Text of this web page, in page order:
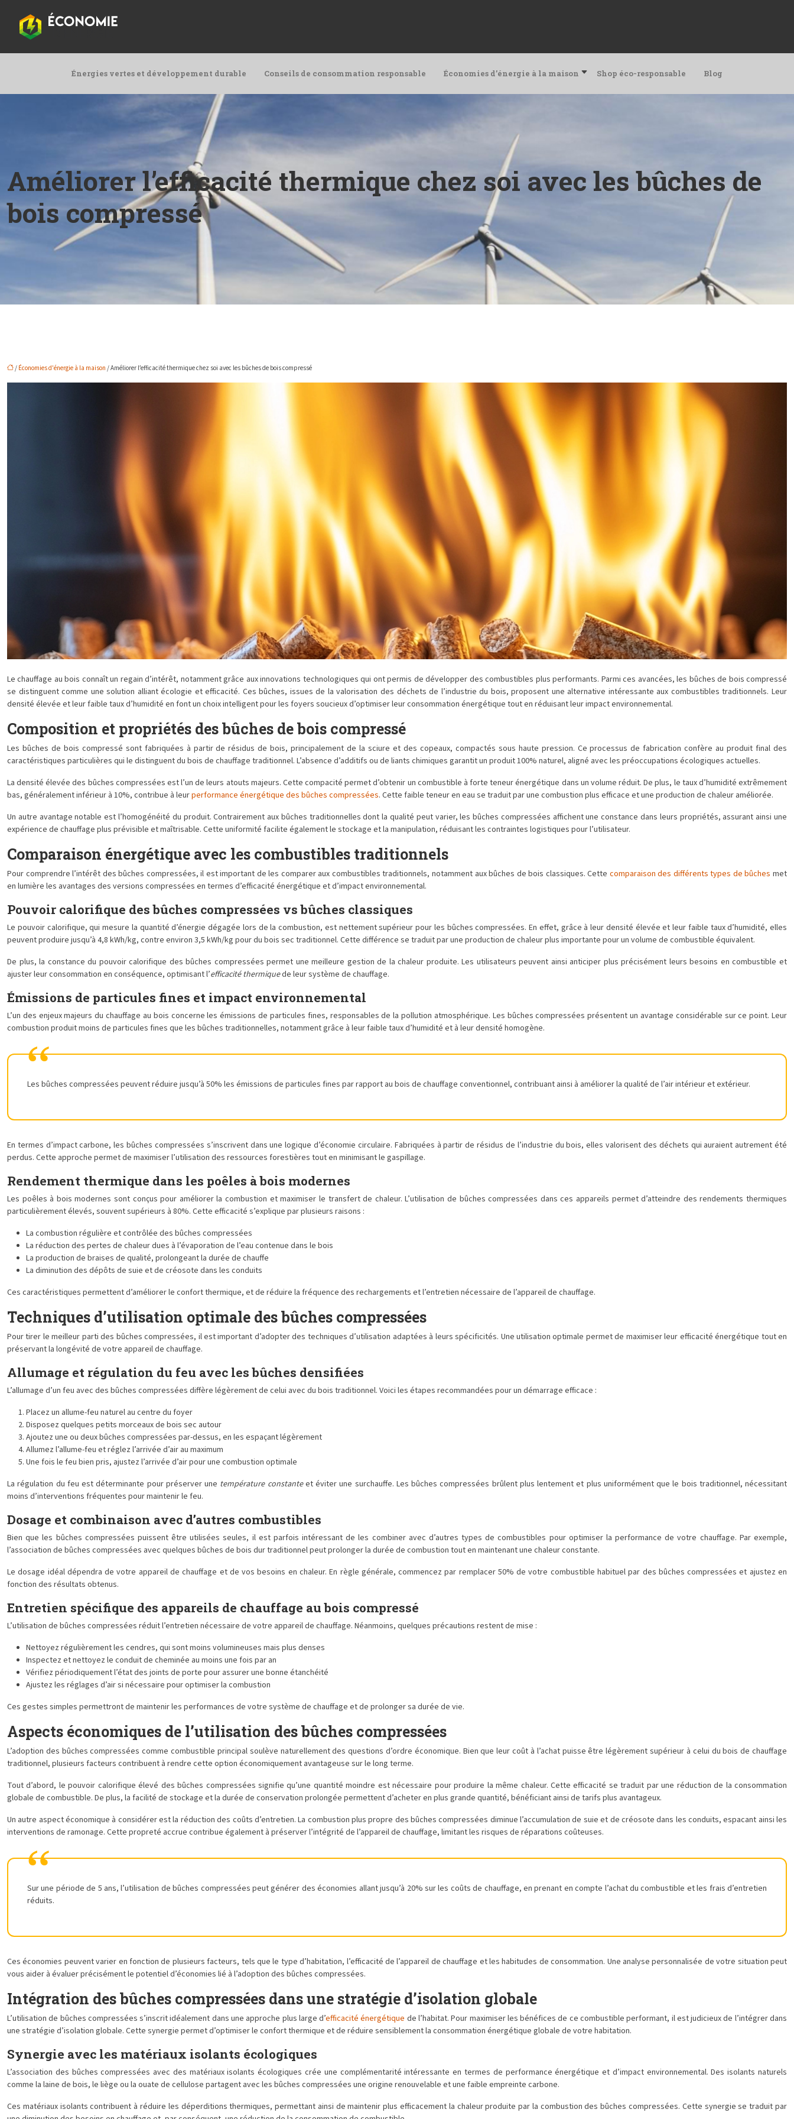
Énergies vertes et développement durable Conseils de consommation responsable Économies d’énergie à la maison Shop éco-responsable Blog
Améliorer l’efficacité thermique chez soi avec les bûches de
bois compressé
/ Économies d'énergie à la maison / Améliorer l’efficacité thermique chez soi avec les bûches de bois compressé
Le chauffage au bois connaît un regain d’intérêt, notamment grâce aux innovations technologiques qui ont permis de développer des combustibles plus performants. Parmi ces avancées, les bûches de bois compressé
se distinguent comme une solution alliant écologie et efficacité. Ces bûches, issues de la valorisation des déchets de l’industrie du bois, proposent une alternative intéressante aux combustibles traditionnels. Leur
densité élevée et leur faible taux d’humidité en font un choix intelligent pour les foyers soucieux d’optimiser leur consommation énergétique tout en réduisant leur impact environnemental.
Composition et propriétés des bûches de bois compressé
Les bûches de bois compressé sont fabriquées à partir de résidus de bois, principalement de la sciure et des copeaux, compactés sous haute pression. Ce processus de fabrication confère au produit final des
caractéristiques particulières qui le distinguent du bois de chauffage traditionnel. L’absence d’additifs ou de liants chimiques garantit un produit 100% naturel, aligné avec les préoccupations écologiques actuelles.
La densité élevée des bûches compressées est l’un de leurs atouts majeurs. Cette compacité permet d’obtenir un combustible à forte teneur énergétique dans un volume réduit. De plus, le taux d’humidité extrêmement
bas, généralement inférieur à 10%, contribue à leurperformance énergétique des bûches compressées. Cette faible teneur en eau se traduit par une combustion plus efficace et une production de chaleur améliorée.
Un autre avantage notable est l’homogénéité du produit. Contrairement aux bûches traditionnelles dont la qualité peut varier, les bûches compressées affichent une constance dans leurs propriétés, assurant ainsi une
expérience de chauffage plus prévisible et maîtrisable. Cette uniformité facilite également le stockage et la manipulation, réduisant les contraintes logistiques pour l’utilisateur.
Comparaison énergétique avec les combustibles traditionnels
Pour comprendre l’intérêt des bûches compressées, il est important de les comparer aux combustibles traditionnels, notamment aux bûches de bois classiques. Cette comparaison des différents types de bûchesmet
en lumière les avantages des versions compressées en termes d’efficacité énergétique et d’impact environnemental.
Pouvoir calorifique des bûches compressées vs bûches classiques
Le pouvoir calorifique, qui mesure la quantité d’énergie dégagée lors de la combustion, est nettement supérieur pour les bûches compressées. En effet, grâce à leur densité élevée et leur faible taux d’humidité, elles
peuvent produire jusqu’à 4,8 kWh/kg, contre environ 3,5 kWh/kg pour du bois sec traditionnel. Cette différence se traduit par une production de chaleur plus importante pour un volume de combustible équivalent.
De plus, la constance du pouvoir calorifique des bûches compressées permet une meilleure gestion de la chaleur produite. Les utilisateurs peuvent ainsi anticiper plus précisément leurs besoins en combustible et
ajuster leur consommation en conséquence, optimisant l’efficacité thermiquede leur système de chauffage.
Émissions de particules fines et impact environnemental
L’un des enjeux majeurs du chauffage au bois concerne les émissions de particules fines, responsables de la pollution atmosphérique. Les bûches compressées présentent un avantage considérable sur ce point. Leur
combustion produit moins de particules fines que les bûches traditionnelles, notamment grâce à leur faible taux d’humidité et à leur densité homogène.
Les bûches compressées peuvent réduire jusqu’à 50% les émissions de particules fines par rapport au bois de chauffage conventionnel, contribuant ainsi à améliorer la qualité de l’air intérieur et extérieur.
En termes d’impact carbone, les bûches compressées s’inscrivent dans une logique d’économie circulaire. Fabriquées à partir de résidus de l’industrie du bois, elles valorisent des déchets qui auraient autrement été
perdus. Cette approche permet de maximiser l’utilisation des ressources forestières tout en minimisant le gaspillage.
Rendement thermique dans les poêles à bois modernes
Les poêles à bois modernes sont conçus pour améliorer la combustion et maximiser le transfert de chaleur. L’utilisation de bûches compressées dans ces appareils permet d’atteindre des rendements thermiques
particulièrement élevés, souvent supérieurs à 80%. Cette efficacité s’explique par plusieurs raisons :
La combustion régulière et contrôlée des bûches compressées
La réduction des pertes de chaleur dues à l’évaporation de l’eau contenue dans le bois
La production de braises de qualité, prolongeant la durée de chauffe
La diminution des dépôts de suie et de créosote dans les conduits
Ces caractéristiques permettent d’améliorer le confort thermique, et de réduire la fréquence des rechargements et l’entretien nécessaire de l’appareil de chauffage.
Techniques d’utilisation optimale des bûches compressées
Pour tirer le meilleur parti des bûches compressées, il est important d’adopter des techniques d’utilisation adaptées à leurs spécificités. Une utilisation optimale permet de maximiser leur efficacité énergétique tout en
préservant la longévité de votre appareil de chauffage.
Allumage et régulation du feu avec les bûches densifiées
L’allumage d’un feu avec des bûches compressées diffère légèrement de celui avec du bois traditionnel. Voici les étapes recommandées pour un démarrage efficace :
Placez un allume-feu naturel au centre du foyer
Disposez quelques petits morceaux de bois sec autour
Ajoutez une ou deux bûches compressées par-dessus, en les espaçant légèrement
Allumez l’allume-feu et réglez l’arrivée d’air au maximum
Une fois le feu bien pris, ajustez l’arrivée d’air pour une combustion optimale
La régulation du feu est déterminante pour préserver une température constanteet éviter une surchauffe. Les bûches compressées brûlent plus lentement et plus uniformément que le bois traditionnel, nécessitant
moins d’interventions fréquentes pour maintenir le feu.
Dosage et combinaison avec d’autres combustibles
Bien que les bûches compressées puissent être utilisées seules, il est parfois intéressant de les combiner avec d’autres types de combustibles pour optimiser la performance de votre chauffage. Par exemple,
l’association de bûches compressées avec quelques bûches de bois dur traditionnel peut prolonger la durée de combustion tout en maintenant une chaleur constante.
Le dosage idéal dépendra de votre appareil de chauffage et de vos besoins en chaleur. En règle générale, commencez par remplacer 50% de votre combustible habituel par des bûches compressées et ajustez en
fonction des résultats obtenus.
Entretien spécifique des appareils de chauffage au bois compressé
L’utilisation de bûches compressées réduit l’entretien nécessaire de votre appareil de chauffage. Néanmoins, quelques précautions restent de mise :
Nettoyez régulièrement les cendres, qui sont moins volumineuses mais plus denses
Inspectez et nettoyez le conduit de cheminée au moins une fois par an
Vérifiez périodiquement l’état des joints de porte pour assurer une bonne étanchéité
Ajustez les réglages d’air si nécessaire pour optimiser la combustion
Ces gestes simples permettront de maintenir les performances de votre système de chauffage et de prolonger sa durée de vie.
Aspects économiques de l’utilisation des bûches compressées
L’adoption des bûches compressées comme combustible principal soulève naturellement des questions d’ordre économique. Bien que leur coût à l’achat puisse être légèrement supérieur à celui du bois de chauffage
traditionnel, plusieurs facteurs contribuent à rendre cette option économiquement avantageuse sur le long terme.
Tout d’abord, le pouvoir calorifique élevé des bûches compressées signifie qu’une quantité moindre est nécessaire pour produire la même chaleur. Cette efficacité se traduit par une réduction de la consommation
globale de combustible. De plus, la facilité de stockage et la durée de conservation prolongée permettent d’acheter en plus grande quantité, bénéficiant ainsi de tarifs plus avantageux.
Un autre aspect économique à considérer est la réduction des coûts d’entretien. La combustion plus propre des bûches compressées diminue l’accumulation de suie et de créosote dans les conduits, espacant ainsi les
interventions de ramonage. Cette propreté accrue contribue également à préserver l’intégrité de l’appareil de chauffage, limitant les risques de réparations coûteuses.
Sur une période de 5 ans, l’utilisation de bûches compressées peut générer des économies allant jusqu’à 20% sur les coûts de chauffage, en prenant en compte l’achat du combustible et les frais d’entretien
réduits.
Ces économies peuvent varier en fonction de plusieurs facteurs, tels que le type d’habitation, l’efficacité de l’appareil de chauffage et les habitudes de consommation. Une analyse personnalisée de votre situation peut
vous aider à évaluer précisément le potentiel d’économies lié à l’adoption des bûches compressées.
Intégration des bûches compressées dans une stratégie d’isolation globale
L’utilisation de bûches compressées s’inscrit idéalement dans une approche plus large d’efficacité énergétique de l’habitat. Pour maximiser les bénéfices de ce combustible performant, il est judicieux de l’intégrer dans
une stratégie d’isolation globale. Cette synergie permet d’optimiser le confort thermique et de réduire sensiblement la consommation énergétique globale de votre habitation.
Synergie avec les matériaux isolants écologiques
L’association des bûches compressées avec des matériaux isolants écologiques crée une complémentarité intéressante en termes de performance énergétique et d’impact environnemental. Des isolants naturels
comme la laine de bois, le liège ou la ouate de cellulose partagent avec les bûches compressées une origine renouvelable et une faible empreinte carbone.
Ces matériaux isolants contribuent à réduire les déperditions thermiques, permettant ainsi de maintenir plus efficacement la chaleur produite par la combustion des bûches compressées. Cette synergie se traduit par